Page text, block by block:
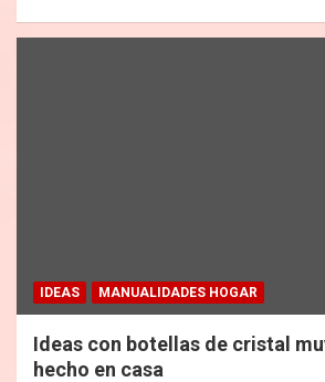
IDEAS MANUALIDADES HOGAR
Ideas con botellas de cristal
hecho en casa